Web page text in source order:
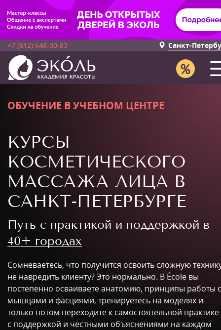
+7 (812) 648-00-83 Санкт-
ОБУЧЕНИЕ В УЧЕБНОМ ЦЕНТРЕ
КУРСЫ
КОСМЕТИЧЕСКОГО
МАССАЖА ЛИЦА В
САНКТ-ПЕТЕРБУРГЕ
Путь с практикой и поддержкой в
40+ городах
Сомневаетесь, что получится освоить сложную
не навредить клиенту? Это нормально. В École вы
постепенно осваиваете анатомию, принципы работы с
мышцами и фасциями, тренируетесь на моделях и
только потом переходите к самостоятельной
с поддержкой и честными объяснениями на каждом